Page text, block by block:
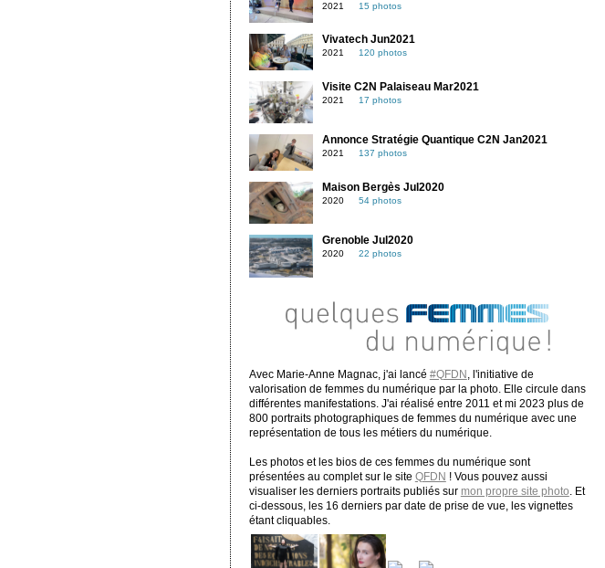
2021 15 photos
Vivatech Jun2021
2021 120 photos
Visite C2N Palaiseau Mar2021
2021 17 photos
Annonce Stratégie Quantique C2N Jan2021
2021 137 photos
Maison Bergès Jul2020
2020 54 photos
Grenoble Jul2020
2020 22 photos
Avec Marie-Anne Magnac, j'ai lancé #QFDN
, l'initiative de
valorisation de femmes du numérique par la photo. Elle circule dans
différentes manifestations. J'ai réalisé entre 2011 et mi 2023 plus de
800 portraits photographiques de femmes du numérique avec une
représentation de tous les métiers du numérique.
Les photos et les bios de ces femmes du numérique sont
présentées au complet sur le site QFDN ! Vous pouvez aussi
visualiser les derniers portraits publiés sur mon propre site photo . Et
ci-dessous, les 16 derniers par date de prise de vue, les vignettes
étant cliquables.